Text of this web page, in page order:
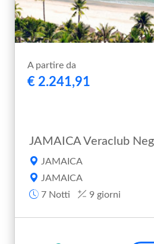
A partire da
€ 2.241,91
JAMAICA Veraclub
JAMAICA
JAMAICA
7 Notti
9 giorni